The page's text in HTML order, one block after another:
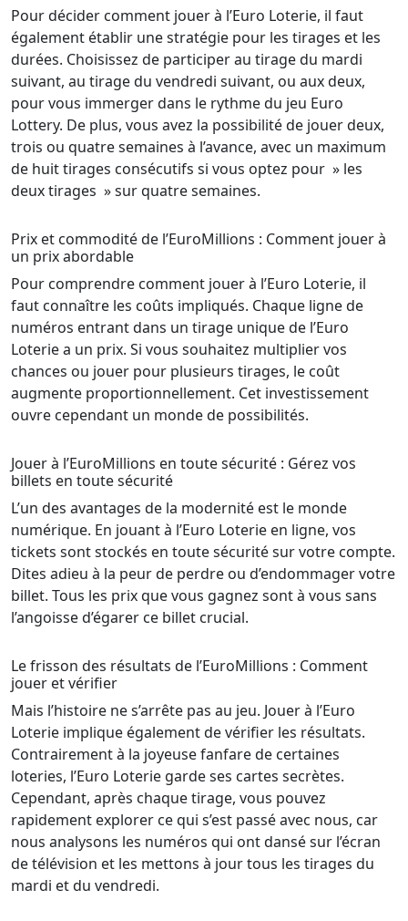
Pour décider comment jouer à l’Euro Loterie, il faut
également établir une stratégie pour les tirages et les
durées. Choisissez de participer au tirage du mardi
suivant, au tirage du vendredi suivant, ou aux deux,
pour vous immerger dans le rythme du jeu Euro
Lottery. De plus, vous avez la possibilité de jouer deux,
trois ou quatre semaines à l’avance, avec un maximum
de huit tirages consécutifs si vous optez pour » les
deux tirages » sur quatre semaines.
Prix et commodité de l’EuroMillions : Comment jouer à
un prix abordable
Pour comprendre comment jouer à l’Euro Loterie, il
faut connaître les coûts impliqués. Chaque ligne de
numéros entrant dans un tirage unique de l’Euro
Loterie a un prix. Si vous souhaitez multiplier vos
chances ou jouer pour plusieurs tirages, le coût
augmente proportionnellement. Cet investissement
ouvre cependant un monde de possibilités.
Jouer à l’EuroMillions en toute sécurité : Gérez vos
billets en toute sécurité
L’un des avantages de la modernité est le monde
numérique. En jouant à l’Euro Loterie en ligne, vos
tickets sont stockés en toute sécurité sur votre compte.
Dites adieu à la peur de perdre ou d’endommager votre
billet. Tous les prix que vous gagnez sont à vous sans
l’angoisse d’égarer ce billet crucial.
Le frisson des résultats de l’EuroMillions : Comment
jouer et vérifier
Mais l’histoire ne s’arrête pas au jeu. Jouer à l’Euro
Loterie implique également de vérifier les résultats.
Contrairement à la joyeuse fanfare de certaines
loteries, l’Euro Loterie garde ses cartes secrètes.
Cependant, après chaque tirage, vous pouvez
rapidement explorer ce qui s’est passé avec nous, car
nous analysons les numéros qui ont dansé sur l’écran
de télévision et les mettons à jour tous les tirages du
mardi et du vendredi.